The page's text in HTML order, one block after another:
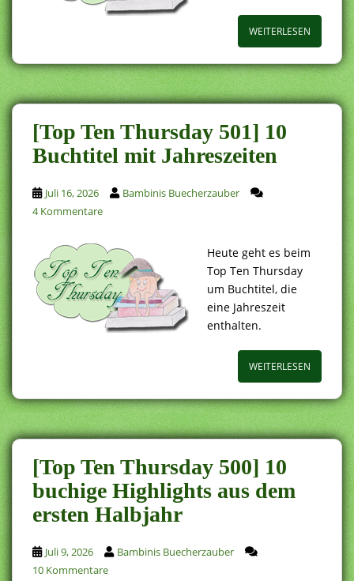
WEITERLESEN
[Top Ten Thursday 501] 10
Buchtitel mit Jahreszeiten
Juli 16, 2026
Bambinis Buecherzauber
4 Kommentare
Heute geht es beim
Top Ten Thursday
um Buchtitel, die
eine Jahreszeit
enthalten.
WEITERLESEN
[Top Ten Thursday 500] 10
buchige Highlights aus dem
ersten Halbjahr
Juli 9, 2026
Bambinis Buecherzauber
10 Kommentare